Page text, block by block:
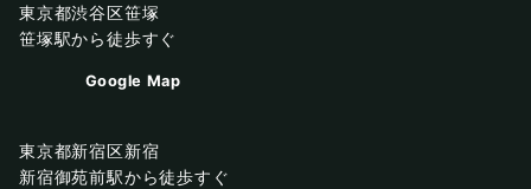
東京都渋谷区笹塚
笹塚駅から徒歩すぐ
Google Map
東京都新宿区新宿
新宿御苑前駅から徒歩すぐ